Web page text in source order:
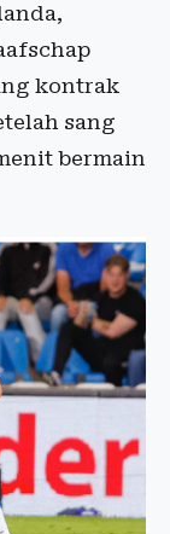
kontrak
sang
bermain